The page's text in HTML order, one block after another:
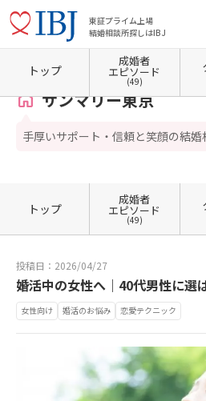
東証プライム上場
結婚相談所探しはIBJ
ホーム 東京都の結婚相談所 東京都港区 東
サンマリー東京
手厚いサポート・信頼と笑顔の結婚
トップ
成婚者
エピソード
(49)
トップ
成婚者
エピソード
(49)
投稿日：2026/04/27
婚活中の女性へ｜40代男性に選
女性向け 婚活のお悩み 恋愛テクニック